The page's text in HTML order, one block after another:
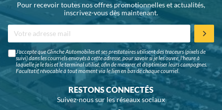
Pour recevoir toutes nos offres promotionnelles et actualités,
inscrivez-vous dès maintenant.
J'accepte que Glinche Automobiles et ses prestataires utilisent des traceurs (pixels de
suivi) dans les courriels envoyés à cette adresse, pour savoir si je les ouvre, l'heure à
laquelle je le fais et le terminal utilisé, afin de mesurer et d'optimiser leurs campagnes.
Facultatif, révocable à tout moment via le lien en bas de chaque courriel.
RESTONS CONNECTÉS
Suivez-nous sur les réseaux sociaux